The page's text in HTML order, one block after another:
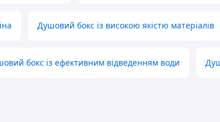
Душовий бокс із високою якістю матеріалів
бокс із ефективним відведенням води